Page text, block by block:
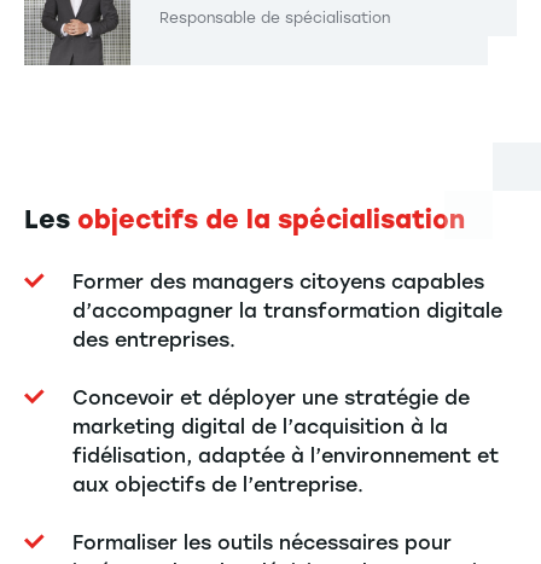
Responsable de spécialisation
Les objectifs de la spécialisation
Former des managers citoyens capables
d’accompagner la transformation digitale
des entreprises.
Concevoir et déployer une stratégie de
marketing digital de l’acquisition à la
fidélisation, adaptée à l’environnement et
aux objectifs de l’entreprise.
Formaliser les outils nécessaires pour